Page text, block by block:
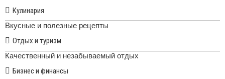
Кулинария
Вкусные и полезные рецепты
Отдых и туризм
Качественный и незабываемый отдых
Бизнес и финансы